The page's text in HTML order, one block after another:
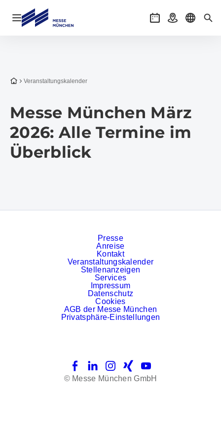
Navigation öffnen Veranstaltungen
AnreiseSprache
Zur Startseite
Veranstaltungs­kalender
Messe München März
2026: Alle Termine im
Überblick
Presse
Anreise
Kontakt
Veranstaltungskalender
Stellenanzeigen
Services
Impressum
Datenschutz
Cookies
AGB der Messe München
Privatsphäre-Einstellungen
FacebookLinkedInInstagram
Xing
YouTube
© Messe München GmbH